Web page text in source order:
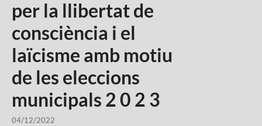
per la llibertat de
consciència i el
laïcisme amb motiu
de les eleccions
municipals 2 0 2 3
04/12/2022